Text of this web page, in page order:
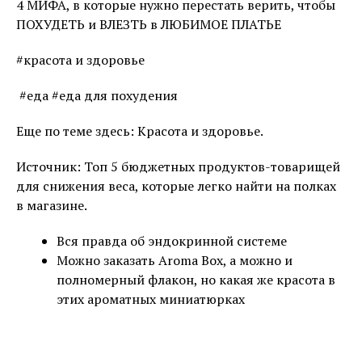
4 МИФА, в которые нужно перестать верить, чтобы
ПОХУДЕТЬ и ВЛЕЗТЬ в ЛЮБИМОЕ ПЛАТЬЕ
#красота и здоровье
#еда #еда для похудения
Еще по теме здесь: Красота и здоровье.
Источник: Топ 5 бюджетных продуктов-товарищей
для снижения веса, которые легко найти на полках
в магазине.
Вся правда об эндокринной системе
Можно заказать Aroma Box, а можно и
полномерный флакон, но какая же красота в
этих ароматных миниатюрках